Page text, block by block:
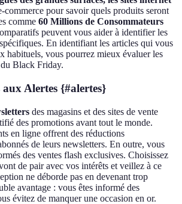
commerce pour savoir quels produits seront
comme 60 Millions de Consommateurs
peuvent vous aider à identifier les
En identifiant les articles qui vous
habituels, vous pourrez mieux évaluer les
Black Friday.
Alertes {#alertes}
des magasins et des sites de vente
des promotions avant tout le monde.
en ligne offrent des réductions
de leurs newsletters. En outre, vous
des ventes flash exclusives. Choisissez
de pair avec vos intérêts et veillez à ce
ne déborde pas en devenant trop
avantage : vous êtes informé des
évitez de manquer une occasion en or.